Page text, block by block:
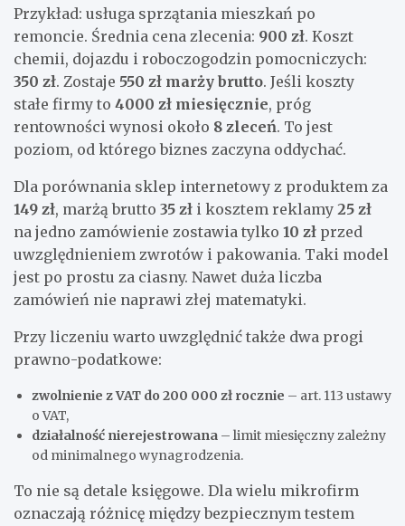
Przykład: usługa sprzątania mieszkań po
remoncie. Średnia cena zlecenia: 900 zł. Koszt
chemii, dojazdu i roboczogodzin pomocniczych:
350 zł. Zostaje 550 zł marży brutto. Jeśli koszty
stałe firmy to 4000 zł miesięcznie, próg
rentowności wynosi około 8 zleceń. To jest
poziom, od którego biznes zaczyna oddychać.
Dla porównania sklep internetowy z produktem za
149 zł, marżą brutto 35 zł i kosztem reklamy 25 zł
na jedno zamówienie zostawia tylko 10 zł przed
uwzględnieniem zwrotów i pakowania. Taki model
jest po prostu za ciasny. Nawet duża liczba
zamówień nie naprawi złej matematyki.
Przy liczeniu warto uwzględnić także dwa progi
prawno-podatkowe:
zwolnienie z VAT do 200 000 zł rocznie – art. 113 ustawy
o VAT,
działalność nierejestrowana – limit miesięczny zależny
od minimalnego wynagrodzenia.
To nie są detale księgowe. Dla wielu mikrofirm
oznaczają różnicę między bezpiecznym testem